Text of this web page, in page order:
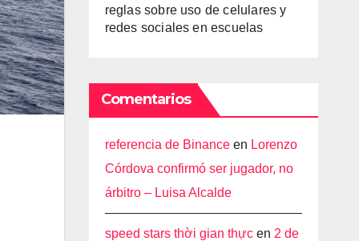
reglas sobre uso de celulares y
redes sociales en escuelas
Comentarios
referencia de Binanceen Lorenzo
Córdova confirmó ser jugador, no
árbitro – Luisa Alcalde
speed stars thời gian thựcen 2 de